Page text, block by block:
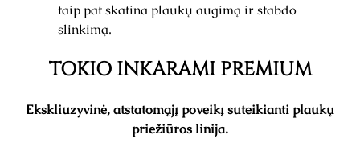
taip pat skatina plaukų augimą ir stabdo
slinkimą.
TOKIO INKARAMI PREMIUM
Ekskliuzyvinė, atstatomąjį poveikį suteikianti plaukų
priežiūros linija.